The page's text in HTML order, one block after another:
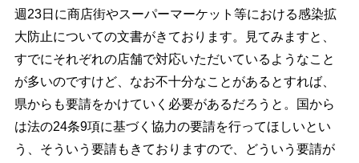
週23日に商店街やスーパーマーケット等における感染拡
大防止についての文書がきております。見てみますと、
すでにそれぞれの店舗で対応いただいているようなこと
が多いのですけど、なお不十分なことがあるとすれば、
県からも要請をかけていく必要があるだろうと。国から
は法の24条9項に基づく協力の要請を行ってほしいとい
う、そういう要請もきておりますので、どういう要請が